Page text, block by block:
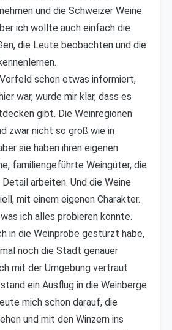
und die Schweizer Weine
ich wollte auch einfach die
die Leute beobachten und die
schon etwas informiert,
war, wurde mir klar, dass es
gibt. Die Weinregionen
zwar nicht so groß wie in
sie haben ihren eigenen
familiengeführte Weingüter, die
arbeiten. Und die Weine
mit einem eigenen Charakter.
ich alles probieren konnte.
in die Weinprobe gestürzt habe,
noch die Stadt genauer
mit der Umgebung vertraut
ein Ausflug in die Weinberge
mich schon darauf, die
und mit den Winzern ins